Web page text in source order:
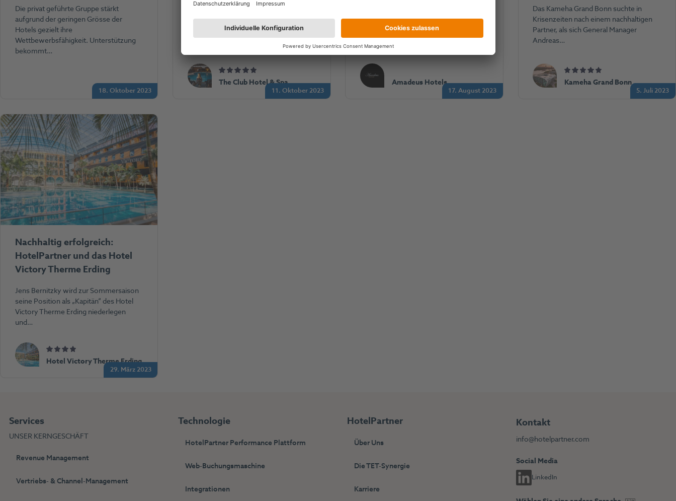
18. Oktober 2023
Die privat geführte Gruppe stärkt
aufgrund der geringen Grösse der
Hotels gezielt ihre
Wettbewerbsfähigkeit. Unterstützung
bekommt…
11. Oktober 2023
eingebettet in die malerische
Landschaft der Kanalinseln, erstrahlt das
Club Hotel…
The Club Hotel & Spa
17. August 2023
Bereits seit dem Jahr 2016 dürfen wir
die privat geführte Hotelgruppe
Amadeus Hotels zu unseren Partnern…
Amadeus Hotels
5. Juli 2023
Das Kameha Grand Bonn suchte in
Krisenzeiten nach einem nachhaltigen
Partner, als sich General Manager
Andreas…
Kameha Grand Bonn
29. März 2023
Nachhaltig erfolgreich:
HotelPartner und das Hotel
Victory Therme Erding
Jens Bernitzky wird zur Sommersaison
seine Position als „Kapitän“ des Hotel
Victory Therme Erding niederlegen
und…
Hotel Victory Therme Erding
Services
UNSER KERNGESCHÄFT
Revenue Management
Vertriebs- & Channel-Management
Technologie
HotelPartner Performance Plattform
Web-Buchungsmaschine
Integrationen
HotelPartner
Über Uns
Die TET-Synergie
Karriere
Kontakt
info@hotelpartner.com
Social Media
LinkedIn